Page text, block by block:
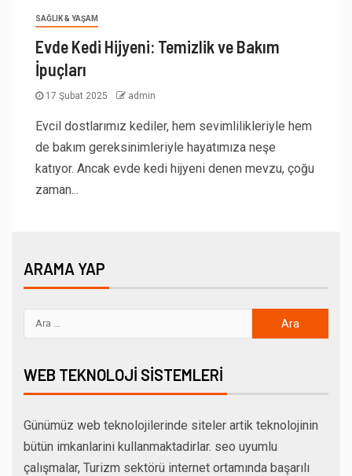
SAĞLIK & YAŞAM
Evde Kedi Hijyeni: Temizlik ve Bakım
İpuçları
17 Şubat 2025 admin
Evcil dostlarımız kediler, hem sevimlilikleriyle hem
de bakım gereksinimleriyle hayatımıza neşe
katıyor. Ancak evde kedi hijyeni denen mevzu, çoğu
zaman...
ARAMA YAP
WEB TEKNOLOJI SISTEMLERI
Günümüz web teknolojilerinde siteler artik teknolojinin
bütün imkanlarini kullanmaktadirlar. seo uyumlu
çalışmalar, Turizm sektörü internet ortamında başarılı